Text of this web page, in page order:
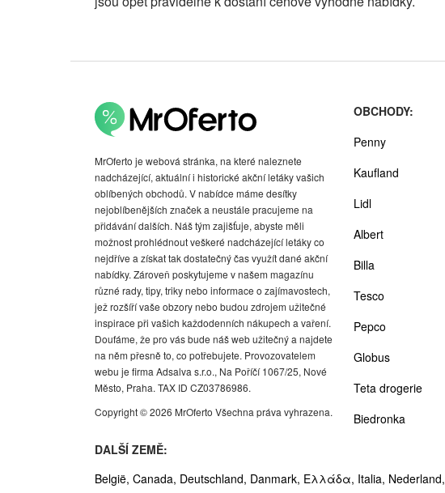
MrOferto je webová stránka, na které naleznete
nadcházející, aktuální i historické akční letáky vašich
oblíbených obchodů. V nabídce máme desítky
nejoblíbenějších značek a neustále pracujeme na
přidávání dalších. Náš tým zajišťuje, abyste měli
možnost prohlédnout veškeré nadcházející letáky co
nejdříve a získat tak dostatečný čas využít dané akční
nabídky. Zároveň poskytujeme v našem magazínu
různé rady, tipy, triky nebo informace o zajímavostech,
jež rozšíří vaše obzory nebo budou zdrojem užitečné
inspirace při vašich každodenních nákupech a vaření.
Doufáme, že pro vás bude náš web užitečný a najdete
na něm přesně to, co potřebujete. Provozovatelem
webu je firma Adsalva s.r.o., Na Poříčí 1067/25, Nové
Město, Praha. TAX ID CZ03786986.
Copyright © 2026 MrOferto Všechna práva vyhrazena.
OBCHODY:
Penny
Kaufland
Lidl
Albert
Billa
Tesco
Pepco
Globus
Teta drogerie
Biedronka
DALŠÍ ZEMĚ:
België, Canada, Deutschland, Danmark, Ελλάδα, Italia, Nederland,